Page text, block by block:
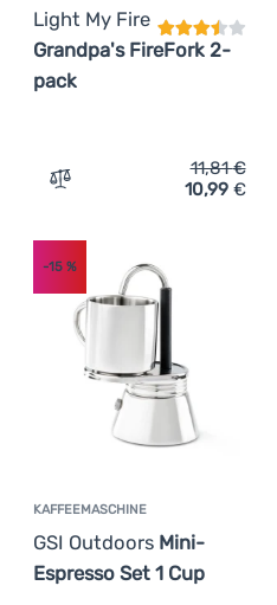
Light My Fire
Grandpa's FireFork 2-
pack
Zum Vergleich 'Bratgabel
11,81€
10,99 €
KAFFEEMASCHINE
GSI Outdoors Mini-
Espresso Set 1 Cup
-15 %